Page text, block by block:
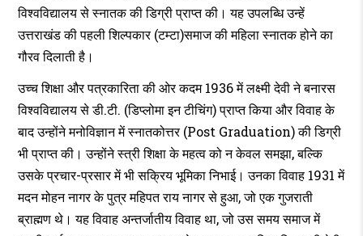
विश्वविद्यालय से स्नातक की डिग्री प्राप्त की। यह उपलब्धि उन्हें
उत्तराखंड की पहली शिल्पकार (टम्टा)समाज की महिला स्नातक होने का
गौरव दिलाती है।
उच्च शिक्षा और पत्रकारिता की ओर कदम 1936 में लक्ष्मी देवी ने बनारस
विश्वविद्यालय से डी.टी. (डिप्लोमा इन टीचिंग) प्राप्त किया और विवाह के
बाद उन्होंने मनोविज्ञान में स्नातकोत्तर (Post Graduation) की डिग्री
भी प्राप्त की। उन्होंने स्त्री शिक्षा के महत्व को न केवल समझा, बल्कि
उसके प्रचार-प्रसार में भी सक्रिय भूमिका निभाई। उनका विवाह 1931 में
मदन मोहन नागर के पुत्र महिपत राय नागर से हुआ, जो एक गुजराती
ब्राह्मण थे। यह विवाह अन्तर्जातीय विवाह था, जो उस समय समाज में